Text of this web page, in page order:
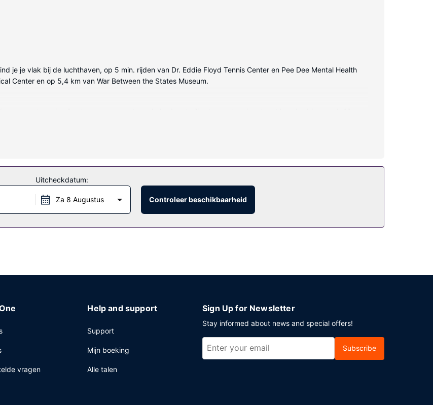
je je vlak bij de luchthaven, op 5 min. rijden van Dr. Eddie Floyd Tennis Center en Pee Dee Mental Health
Center en op 5,4 km van War Between the States Museum.
terwijl je dankzij gratis wifi online blijft. De privébadkamers hebben elk diepe baden en gratis
Uitcheckdatum:
Za 8 Augustus Controleer beschikbaarheid
vragen
Help and support
Support
Mijn boeking
Alle talen
Sign Up for Newsletter
Stay informed about news and special offers!
Subscribe